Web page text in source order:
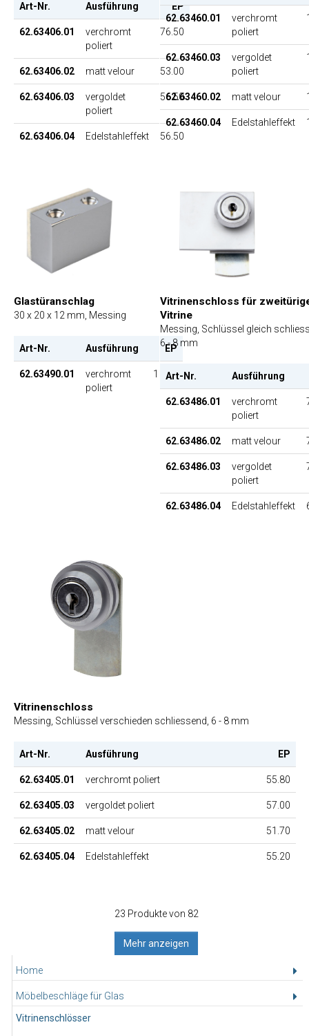
Home
Möbelbeschläge für Glas
Vitrinenschlösser
Art-Nr. Ausführung EP
62.63406.01
verchromt
poliert
76.50
62.63406.02 matt velour 53.00
62.63406.03
vergoldet
poliert
56.50
62.63406.04 Edelstahleffekt 56.50
62.63460.01
verchromt
poliert
62.63460.03
vergoldet
poliert
62.63460.02 matt velour
62.63460.04 Edelstahleffekt
Glastüranschlag
30 x 20 x 12 mm, Messing
Art-Nr. Ausführung EP
62.63490.01
verchromt
poliert
18.80
Vitrinenschloss für
Vitrine
Messing, Schlüssel gleich
6 - 8 mm
Art-Nr. Ausführung
62.63486.01
verchromt
poliert
62.63486.02 matt velour
62.63486.03
vergoldet
poliert
62.63486.04 Edelstahleffekt
Vitrinenschloss
Messing, Schlüssel verschieden schliessend, 6 - 8 mm
Art-Nr. Ausführung EP
62.63405.01 verchromt poliert 55.80
62.63405.03 vergoldet poliert 57.00
62.63405.02 matt velour 51.70
62.63405.04 Edelstahleffekt 55.20
23 Produkte von 82
Mehr anzeigen